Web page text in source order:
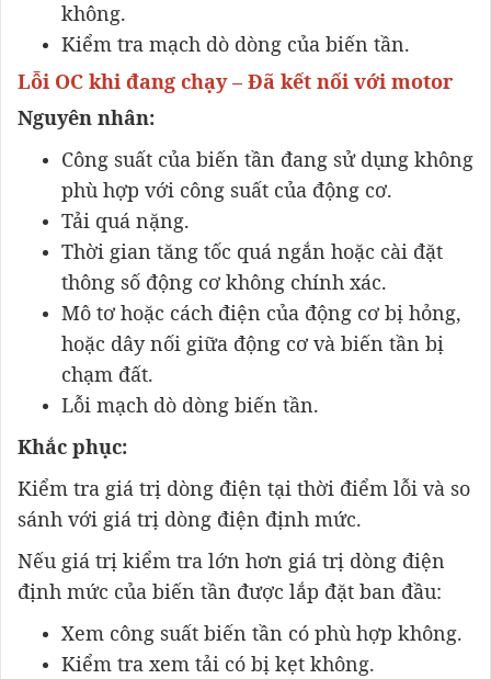
không.
Kiểm tra mạch dò dòng của biến tần.
Lỗi OC khi đang chạy – Đã kết nối với motor
Nguyên nhân:
Công suất của biến tần đang sử dụng không
phù hợp với công suất của động cơ.
Tải quá nặng.
Thời gian tăng tốc quá ngắn hoặc cài đặt
thông số động cơ không chính xác.
Mô tơ hoặc cách điện của động cơ bị hỏng,
hoặc dây nối giữa động cơ và biến tần bị
chạm đất.
Lỗi mạch dò dòng biến tần.
Khắc phục:
Kiểm tra giá trị dòng điện tại thời điểm lỗi và so
sánh với giá trị dòng điện định mức.
Nếu giá trị kiểm tra lớn hơn giá trị dòng điện
định mức của biến tần được lắp đặt ban đầu:
Xem công suất biến tần có phù hợp không.
Kiểm tra xem tải có bị kẹt không.